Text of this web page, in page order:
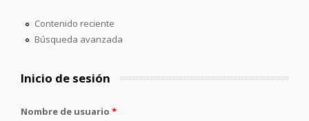
Contenido reciente
Búsqueda avanzada
Inicio de sesión
Nombre de usuario *